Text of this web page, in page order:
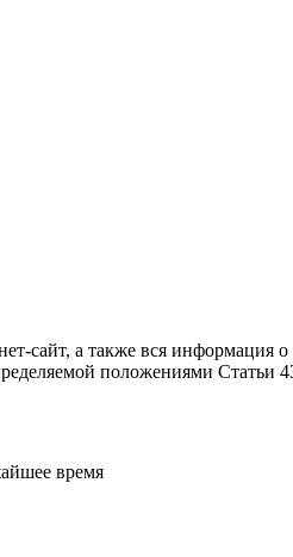
сайт, а также вся информация
положениями Статьи
время